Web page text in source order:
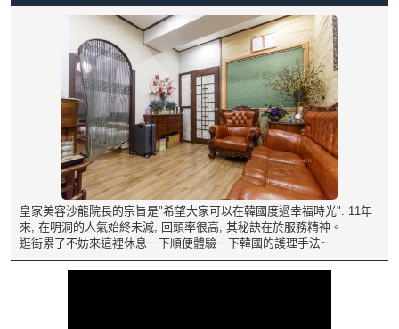
皇家美容沙龍院長的宗旨是"希望大家可以在韓國度過幸福時光". 11年
來, 在明洞的人氣始終未減, 回頭率很高, 其秘訣在於服務精神。
逛街累了不妨來這裡休息一下順便體驗一下韓國的護理手法~